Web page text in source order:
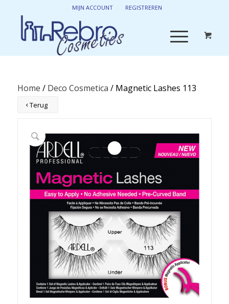
MIJN ACCOUNT REGISTREREN
Home / Deco Cosmetica / Magnetic Lashes 113
Terug